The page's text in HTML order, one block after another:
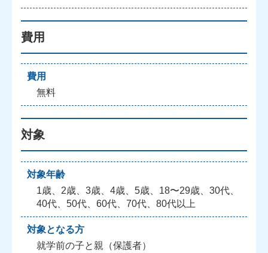
費用
費用
無料
対象
対象年齢
1歳、2歳、3歳、4歳、5歳、18〜29歳、30代、
40代、50代、60代、70代、80代以上
対象となる方
就学前の子と親（保護者）